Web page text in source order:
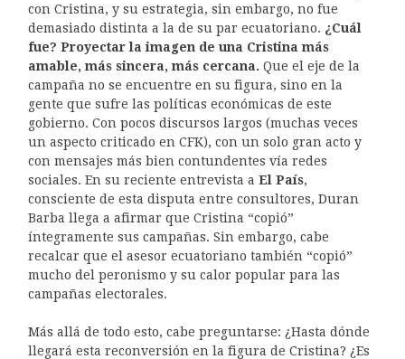
con Cristina, y su estrategia, sin embargo, no fue
demasiado distinta a la de su par ecuatoriano. ¿Cuál
fue? Proyectar la imagen de una Cristina más
amable, más sincera, más cercana. Que el eje de la
campaña no se encuentre en su figura, sino en la
gente que sufre las políticas económicas de este
gobierno. Con pocos discursos largos (muchas veces
un aspecto criticado en CFK), con un solo gran acto y
con mensajes más bien contundentes vía redes
sociales. En su reciente entrevista a El País,
consciente de esta disputa entre consultores, Duran
Barba llega a afirmar que Cristina “copió”
íntegramente sus campañas. Sin embargo, cabe
recalcar que el asesor ecuatoriano también “copió”
mucho del peronismo y su calor popular para las
campañas electorales.
Más allá de todo esto, cabe preguntarse: ¿Hasta dónde
llegará esta reconversión en la figura de Cristina? ¿Es